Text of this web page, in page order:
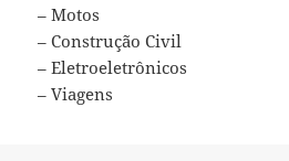
– Motos
– Construção Civil
– Eletroeletrônicos
– Viagens